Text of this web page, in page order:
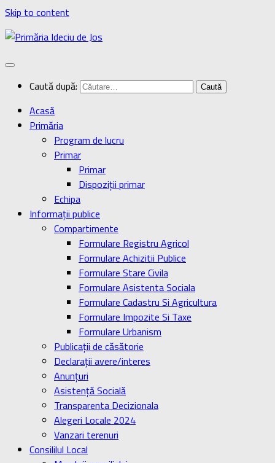
Skip to content
Caută după:
Acasă
Primăria
Program de lucru
Primar
Primar
Dispoziţii primar
Echipa
Informaţii publice
Compartimente
Formulare Registru Agricol
Formulare Achizitii Publice
Formulare Stare Civila
Formulare Asistenta Sociala
Formulare Cadastru Si Agricultura
Formulare Impozite Si Taxe
Formulare Urbanism
Publicaţii de căsătorie
Declaraţii avere/interes
Anunţuri
Asistenţă Socială
Transparenta Decizionala
Alegeri Locale 2024
Vanzari terenuri
Consililul Local